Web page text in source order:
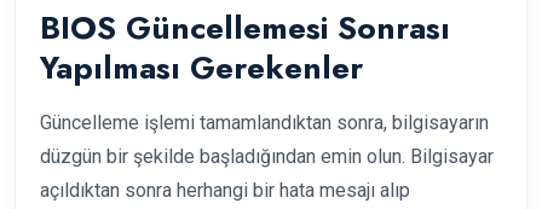
BIOS Güncellemesi Sonrası
Yapılması Gerekenler
Güncelleme işlemi tamamlandıktan sonra, bilgisayarın
düzgün bir şekilde başladığından emin olun. Bilgisayar
açıldıktan sonra herhangi bir hata mesajı alıp